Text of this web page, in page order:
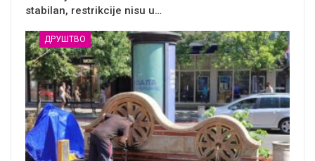
stabilan, restrikcije nisu u…
ДРУШТВО